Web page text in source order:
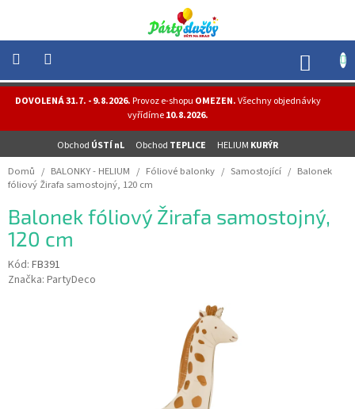
obsah
DOVOLENÁ 31.7. - 9.8.2026.Provoz e-shopu OMEZEN.Všechny objednávky
vyřídíme10.8.2026.
Obchod ÚSTÍ nL Obchod TEPLICE HELIUM KURÝR
NOVINKY
HELIUM
-
OSLAVY
MASKY
-
KOSTÝMY
Domů / BALONKY - HELIUM / Fóliové balonky / Samostojící / Balonek
fóliový Žirafa samostojný, 120 cm
Balonek fóliový Žirafa samostojný,
120 cm
Kód: FB391
Značka: PartyDeco